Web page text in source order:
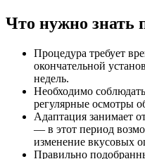
Что нужно знать
Процедура требует
окончательной
недель.
Необходимо
регулярные осмотры
Адаптация занимает
— в этот период
изменение вкусовых
Правильно